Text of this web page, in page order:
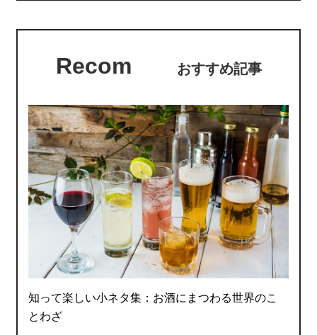
Recom おすすめ記事
知って楽しい小ネタ集：お酒にまつわる世界のこ
とわざ